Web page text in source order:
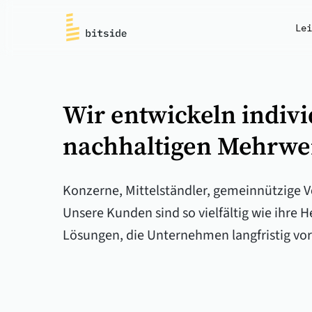
bitside
Wir entwickeln
nachhaltigen
Konzerne, Mittelständler, gemeinnützige
Unsere Kunden sind so vielfältig wie ihre
Lösungen, die Unternehmen langfristig